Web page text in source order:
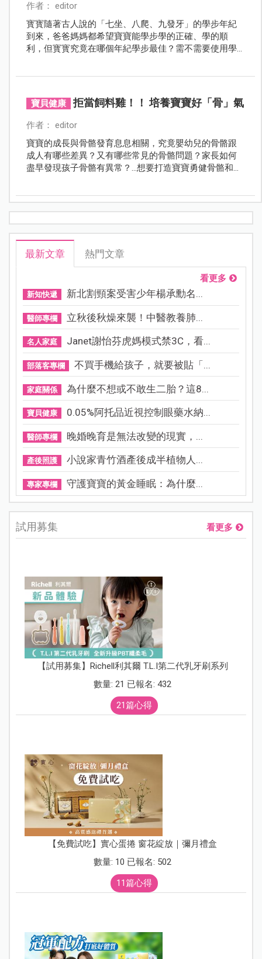
作者： editor
寳寳隨著古人說的「七坐、八爬、九發牙」的學步年紀
到來，爸爸媽媽都希望寶寶能學步學的正確、學的順
利，但寳寳究竟在哪個年紀學步最佳？需不需要使用學
寶貝健康 拒當飼料雞！！ 培養寶寶好「骨」氣
作者： editor
寶寶的成長與骨骼發育息息相關，究竟嬰幼兒的骨骼跟
成人有哪些差異？又有哪些常見的骨骼問題？家長如何
盡早發現孩子骨骼有異常？…想要打造寶寶勇健骨骼和強
最新文章 熱門文章
看更多
新知快遞 新北割頸案受害少年楊承勳名...
醫師專欄 立秋後秋燥來襲！中醫教養肺...
名人家庭 Janet謝怡芬虎媽模式禁3C，看...
部落客專欄 不買手機給孩子，就要被貼「...
家庭關係 為什麼不想或不敢生二胎？這8...
寶貝健康 0.05%阿托品近視控制眼藥水納...
醫師專欄 晚婚晚育是無法改變的現實，...
產後照護 小說家青竹酒產後成半植物人...
專家專欄 守護寶寶的黃金睡眠：為什麼...
試用募集 看更多
【試用募集】Richell利其爾 T.L.I第二代乳牙刷系列
數量: 21 已報名: 432
21篇心得
【免費試吃】實心蛋捲 窗花綻放｜彌月禮盒
數量: 10 已報名: 502
11篇心得